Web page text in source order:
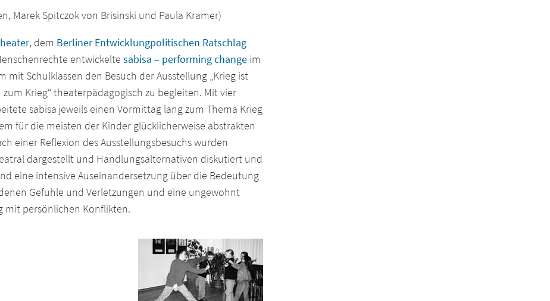
Marek Spitczok von Brisinski und Paula Kramer)
, dem Berliner Entwicklungpolitischen Ratschlag
entwickelte sabisa – performing change im
mit Schulklassen den Besuch der Ausstellung „Krieg ist
Krieg“ theaterpädagogisch zu begleiten. Mit vier
sabisa jeweils einen Vormittag lang zum Thema Krieg
für die meisten der Kinder glücklicherweise abstrakten
einer Reflexion des Ausstellungsbesuchs wurden
dargestellt und Handlungsalternativen diskutiert und
eine intensive Auseinandersetzung über die Bedeutung
Gefühle und Verletzungen und eine ungewohnt
mit persönlichen Konflikten.